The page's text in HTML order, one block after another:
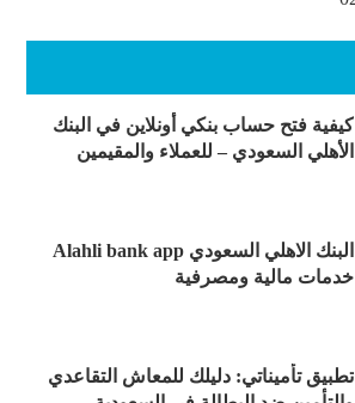
كيفية فتح حساب بنكي أونلاين في البنك
الأهلي السعودي – للعملاء والمقيمين
البنك الاهلي السعودي Alahli bank app
خدمات مالية ومصرفية
تطبيق تأميناتي: دليلك للمعاش التقاعدي